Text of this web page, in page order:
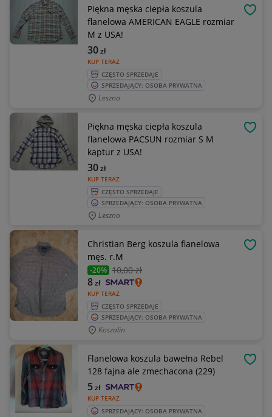
Piękna męska ciepła koszula
flanelowa AMERICAN EAGLE rozmiar
M z USA!
KUP TERAZ
30zł
CZĘSTO SPRZEDAJE
SPRZEDAJĄCY: OSOBA PRYWATNA
Leszno
Piękna męska ciepła koszula
flanelowa PACSUN rozmiar S M
kaptur z USA!
KUP TERAZ
30zł
CZĘSTO SPRZEDAJE
SPRZEDAJĄCY: OSOBA PRYWATNA
Leszno
Christian Berg koszula flanelowa
męs. r.M
-20% 10,00 zł
KUP TERAZ
8zł
CZĘSTO SPRZEDAJE
SPRZEDAJĄCY: OSOBA PRYWATNA
Koszalin
Flanelowa koszula bawełna Rebel
128 fajna ale zmechacona (229)
KUP TERAZ
5zł
SPRZEDAJĄCY: OSOBA PRYWATNA